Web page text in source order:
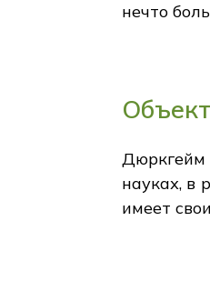
нечто
Дюркгейм
науках, в
имеет